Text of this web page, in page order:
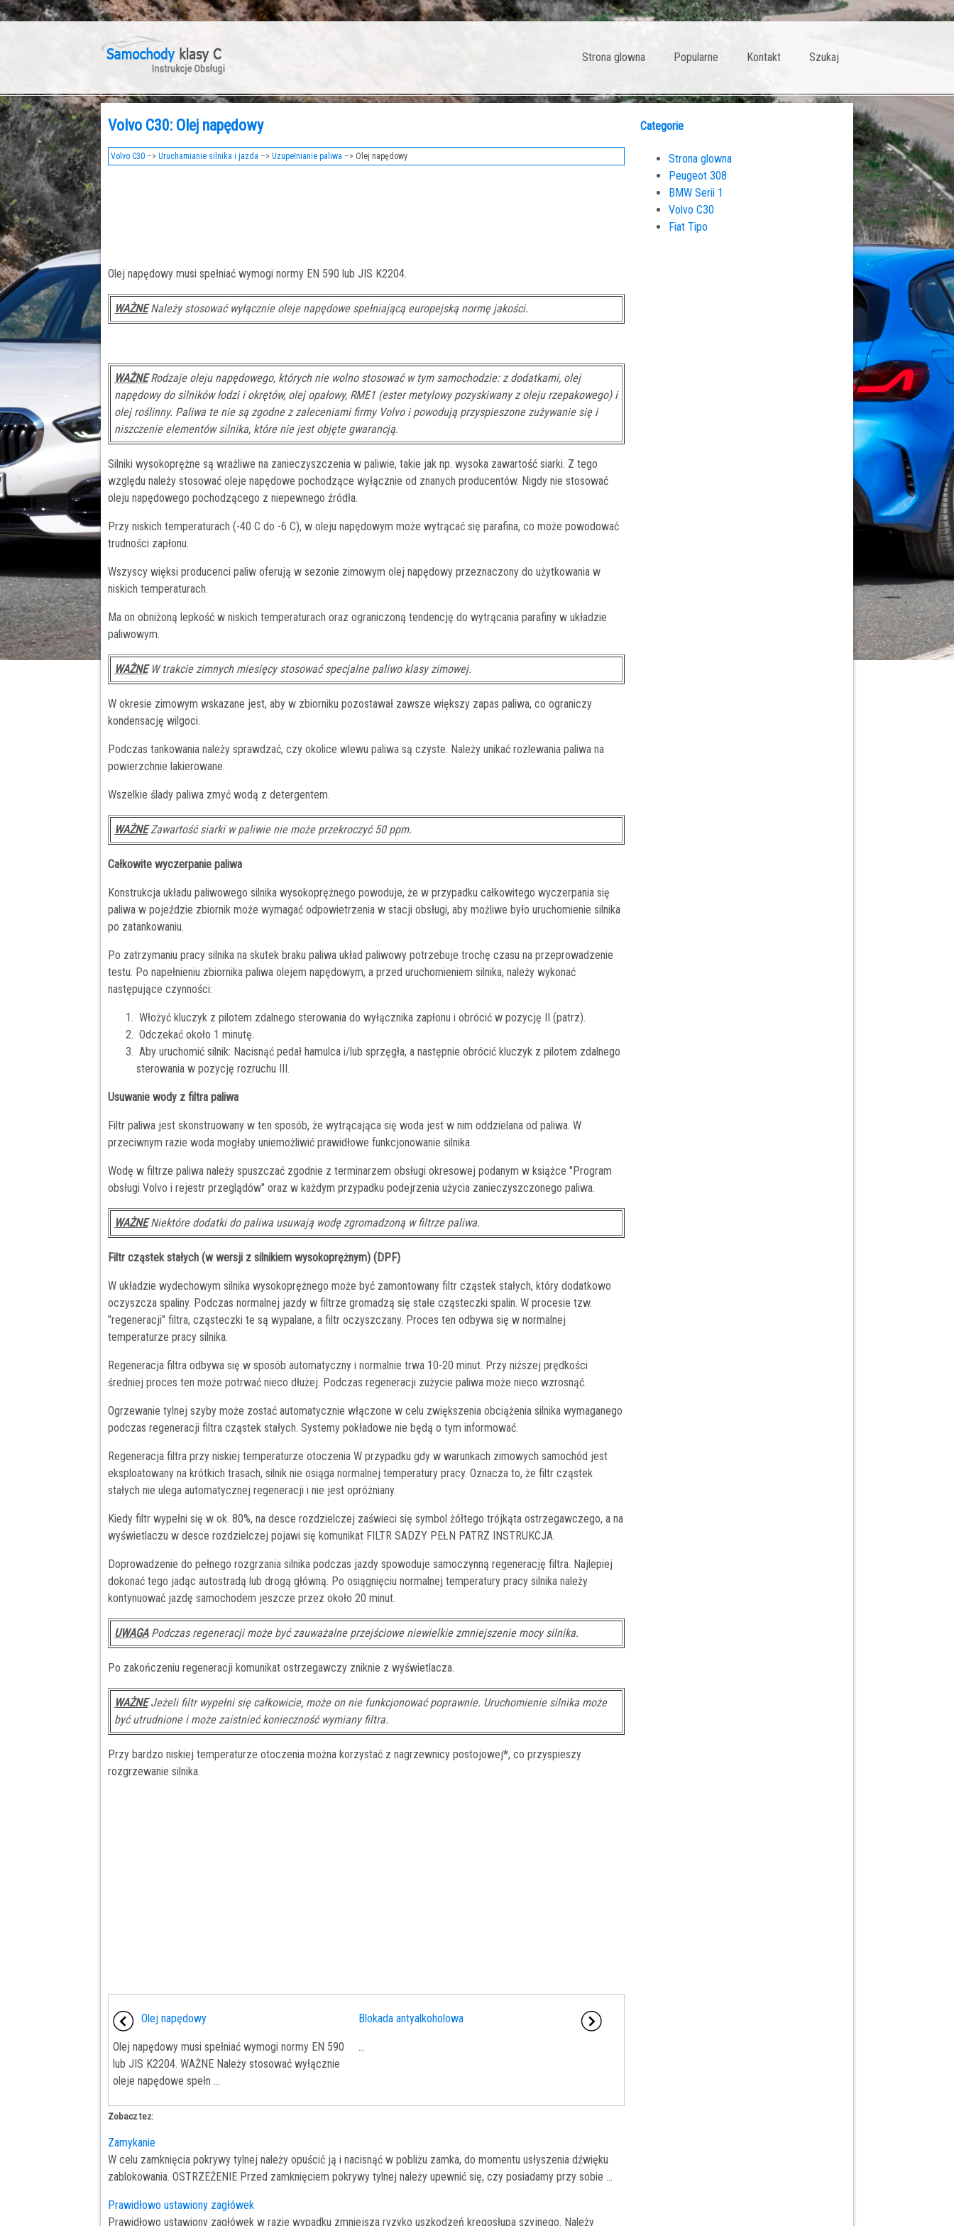
Strona glowna Popularne Kontakt Szukaj
Volvo C30: Olej napędowy
Volvo C30 –> Uruchamianie silnika i jazda –> Uzupełnianie paliwa –> Olej napędowy
Olej napędowy musi spełniać wymogi normy EN 590 lub JIS K2204.
WAŻNENależy stosować wyłącznie oleje napędowe spełniającą europejską normę jakości.
WAŻNERodzaje oleju napędowego, których nie wolno stosować w tym samochodzie: z dodatkami, olej
napędowy do silników łodzi i okrętów, olej opałowy, RME1 (ester metylowy pozyskiwany z oleju rzepakowego) i
olej roślinny. Paliwa te nie są zgodne z zaleceniami firmy Volvo i powodują przyspieszone zużywanie się i
niszczenie elementów silnika, które nie jest objęte gwarancją.
Silniki wysokoprężne są wrażliwe na zanieczyszczenia w paliwie, takie jak np. wysoka zawartość siarki. Z tego
względu należy stosować oleje napędowe pochodzące wyłącznie od znanych producentów. Nigdy nie stosować
oleju napędowego pochodzącego z niepewnego źródła.
Przy niskich temperaturach (-40 C do -6 C), w oleju napędowym może wytrącać się parafina, co może powodować
trudności zapłonu.
Wszyscy więksi producenci paliw oferują w sezonie zimowym olej napędowy przeznaczony do użytkowania w
niskich temperaturach.
Ma on obniżoną lepkość w niskich temperaturach oraz ograniczoną tendencję do wytrącania parafiny w układzie
paliwowym.
WAŻNEW trakcie zimnych miesięcy stosować specjalne paliwo klasy zimowej.
W okresie zimowym wskazane jest, aby w zbiorniku pozostawał zawsze większy zapas paliwa, co ograniczy
kondensację wilgoci.
Podczas tankowania należy sprawdzać, czy okolice wlewu paliwa są czyste. Należy unikać rozlewania paliwa na
powierzchnie lakierowane.
Wszelkie ślady paliwa zmyć wodą z detergentem.
WAŻNEZawartość siarki w paliwie nie może przekroczyć 50 ppm.
Całkowite wyczerpanie paliwa
Konstrukcja układu paliwowego silnika wysokoprężnego powoduje, że w przypadku całkowitego wyczerpania się
paliwa w pojeździe zbiornik może wymagać odpowietrzenia w stacji obsługi, aby możliwe było uruchomienie silnika
po zatankowaniu.
Po zatrzymaniu pracy silnika na skutek braku paliwa układ paliwowy potrzebuje trochę czasu na przeprowadzenie
testu. Po napełnieniu zbiornika paliwa olejem napędowym, a przed uruchomieniem silnika, należy wykonać
następujące czynności:
Włożyć kluczyk z pilotem zdalnego sterowania do wyłącznika zapłonu i obrócić w pozycję II (patrz).
Odczekać około 1 minutę.
Aby uruchomić silnik: Nacisnąć pedał hamulca i/lub sprzęgła, a następnie obrócić kluczyk z pilotem zdalnego
sterowania w pozycję rozruchu III.
Usuwanie wody z filtra paliwa
Filtr paliwa jest skonstruowany w ten sposób, że wytrącająca się woda jest w nim oddzielana od paliwa. W
przeciwnym razie woda mogłaby uniemożliwić prawidłowe funkcjonowanie silnika.
Wodę w filtrze paliwa należy spuszczać zgodnie z terminarzem obsługi okresowej podanym w książce "Program
obsługi Volvo i rejestr przeglądów" oraz w każdym przypadku podejrzenia użycia zanieczyszczonego paliwa.
WAŻNENiektóre dodatki do paliwa usuwają wodę zgromadzoną w filtrze paliwa.
Filtr cząstek stałych (w wersji z silnikiem wysokoprężnym) (DPF)
W układzie wydechowym silnika wysokoprężnego może być zamontowany filtr cząstek stałych, który dodatkowo
oczyszcza spaliny. Podczas normalnej jazdy w filtrze gromadzą się stałe cząsteczki spalin. W procesie tzw.
"regeneracji" filtra, cząsteczki te są wypalane, a filtr oczyszczany. Proces ten odbywa się w normalnej
temperaturze pracy silnika.
Regeneracja filtra odbywa się w sposób automatyczny i normalnie trwa 10-20 minut. Przy niższej prędkości
średniej proces ten może potrwać nieco dłużej. Podczas regeneracji zużycie paliwa może nieco wzrosnąć.
Ogrzewanie tylnej szyby może zostać automatycznie włączone w celu zwiększenia obciążenia silnika wymaganego
podczas regeneracji filtra cząstek stałych. Systemy pokładowe nie będą o tym informować.
Regeneracja filtra przy niskiej temperaturze otoczenia W przypadku gdy w warunkach zimowych samochód jest
eksploatowany na krótkich trasach, silnik nie osiąga normalnej temperatury pracy. Oznacza to, że filtr cząstek
stałych nie ulega automatycznej regeneracji i nie jest opróżniany.
Kiedy filtr wypełni się w ok. 80%, na desce rozdzielczej zaświeci się symbol żółtego trójkąta ostrzegawczego, a na
wyświetlaczu w desce rozdzielczej pojawi się komunikat FILTR SADZY PEŁN PATRZ INSTRUKCJA.
Doprowadzenie do pełnego rozgrzania silnika podczas jazdy spowoduje samoczynną regenerację filtra. Najlepiej
dokonać tego jadąc autostradą lub drogą główną. Po osiągnięciu normalnej temperatury pracy silnika należy
kontynuować jazdę samochodem jeszcze przez około 20 minut.
UWAGAPodczas regeneracji może być zauważalne przejściowe niewielkie zmniejszenie mocy silnika.
Po zakończeniu regeneracji komunikat ostrzegawczy zniknie z wyświetlacza.
WAŻNEJeżeli filtr wypełni się całkowicie, może on nie funkcjonować poprawnie. Uruchomienie silnika może
być utrudnione i może zaistnieć konieczność wymiany filtra.
Przy bardzo niskiej temperaturze otoczenia można korzystać z nagrzewnicy postojowej*, co przyspieszy
rozgrzewanie silnika.
Olej napędowy
Olej napędowy musi spełniać wymogi normy EN 590
lub JIS K2204. WAŻNE Należy stosować wyłącznie
oleje napędowe spełn ...
Blokada antyalkoholowa
...
Zobacz tez:
Zamykanie
W celu zamknięcia pokrywy tylnej należy opuścić ją i nacisnąć w pobliżu zamka, do momentu usłyszenia dźwięku
zablokowania. OSTRZEŻENIE Przed zamknięciem pokrywy tylnej należy upewnić się, czy posiadamy przy sobie ...
Prawidłowo ustawiony zagłówek
Prawidłowo ustawiony zagłówek w razie wypadku zmniejsza ryzyko uszkodzeń kręgosłupa szyjnego. Należy
Categorie
Strona glowna
Peugeot 308
BMW Serii 1
Volvo C30
Fiat Tipo